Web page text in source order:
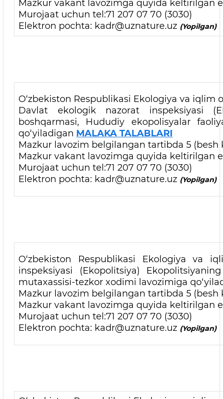
Mazkur vakant lavozimga quyida keltirilgan
Murojaat uchun tel:71 207 07 70 (3030)
Elektron pochta: kadr@uznature.uz (Yopilgan)
O‘zbekiston Respublikasi Ekologiya va iqlim
Davlat ekologik nazorat inspeksiyasi
boshqarmasi, Hududiy ekopolisyalar
qo‘yiladigan MALAKA TALABLARI
Mazkur lavozim belgilangan tartibda 5 (besh
Mazkur vakant lavozimga quyida keltirilgan
Murojaat uchun tel:71 207 07 70 (3030)
Elektron pochta: kadr@uznature.uz (Yopilgan)
O‘zbekiston Respublikasi Ekologiya va
inspeksiyasi (Ekopolitsiya)
mutaxassisi-tezkor xodimi lavozimiga
Mazkur lavozim belgilangan tartibda 5 (besh
Mazkur vakant lavozimga quyida keltirilgan
Murojaat uchun tel:71 207 07 70 (3030)
Elektron pochta: kadr@uznature.uz (Yopilgan)